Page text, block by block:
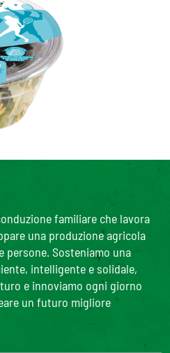
familiare che lavora
una produzione agricola
Sosteniamo una
intelligente e solidale,
e innoviamo ogni giorno
un futuro migliore